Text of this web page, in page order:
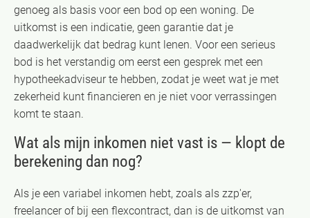
genoeg als basis voor een bod op een woning. De
uitkomst is een indicatie, geen garantie dat je
daadwerkelijk dat bedrag kunt lenen. Voor een serieus
bod is het verstandig om eerst een gesprek met een
hypotheekadviseur te hebben, zodat je weet wat je met
zekerheid kunt financieren en je niet voor verrassingen
komt te staan.
Wat als mijn inkomen niet vast is — klopt de
berekening dan nog?
Als je een variabel inkomen hebt, zoals als zzp'er,
freelancer of bij een flexcontract, dan is de uitkomst van